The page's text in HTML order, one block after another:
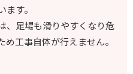
す。
足場も滑りやすくなり危
工事自体が行えません。